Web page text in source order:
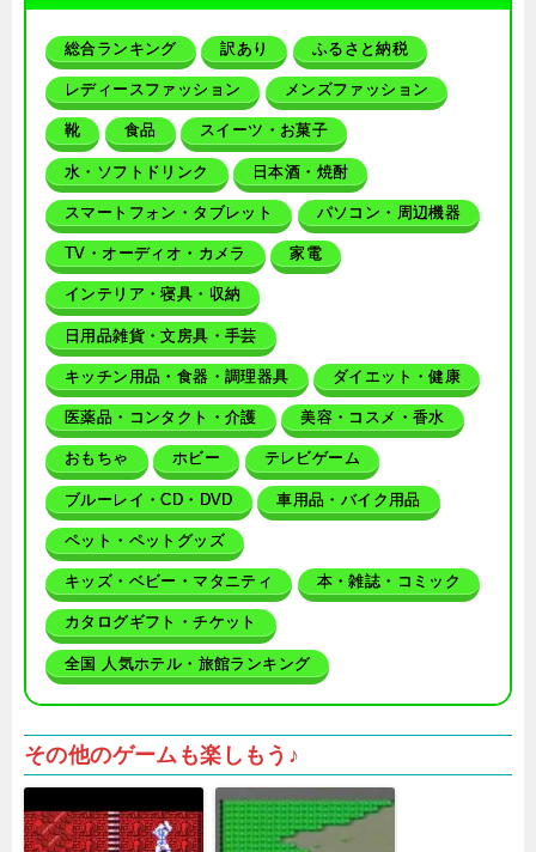
総合ランキング 訳あり ふるさと納税
レディースファッション メンズファッション
靴 食品 スイーツ・お菓子
水・ソフトドリンク 日本酒・焼酎
スマートフォン・タブレット パソコン・周辺機器
TV・オーディオ・カメラ 家電
インテリア・寝具・収納
日用品雑貨・文房具・手芸
キッチン用品・食器・調理器具 ダイエット・健康
医薬品・コンタクト・介護 美容・コスメ・香水
おもちゃ ホビー テレビゲーム
ブルーレイ・CD・DVD 車用品・バイク用品
ペット・ペットグッズ
キッズ・ベビー・マタニティ 本・雑誌・コミック
カタログギフト・チケット
全国 人気ホテル・旅館ランキング
その他のゲームも楽しもう♪